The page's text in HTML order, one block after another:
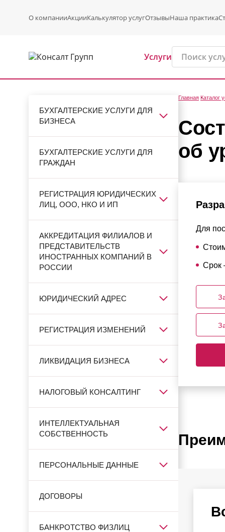
О компанииАкцииКалькулятор услугОтзывыНаша практика
Услуги
БУХГАЛТЕРСКИЕ УСЛУГИ ДЛЯ
БИЗНЕСА
БУХГАЛТЕРСКИЕ УСЛУГИ ДЛЯ
ГРАЖДАН
РЕГИСТРАЦИЯ ЮРИДИЧЕСКИХ
ЛИЦ, ООО, НКО И ИП
АККРЕДИТАЦИЯ ФИЛИАЛОВ И
ПРЕДСТАВИТЕЛЬСТВ
ИНОСТРАННЫХ КОМПАНИЙ В
РОССИИ
ЮРИДИЧЕСКИЙ АДРЕС
РЕГИСТРАЦИЯ ИЗМЕНЕНИЙ
ЛИКВИДАЦИЯ БИЗНЕСА
НАЛОГОВЫЙ КОНСАЛТИНГ
ИНТЕЛЛЕКТУАЛЬНАЯ
СОБСТВЕННОСТЬ
ПЕРСОНАЛЬНЫЕ ДАННЫЕ
ДОГОВОРЫ
БАНКРОТСТВО ФИЗЛИЦ
Главная Каталог
об
Для
Срок